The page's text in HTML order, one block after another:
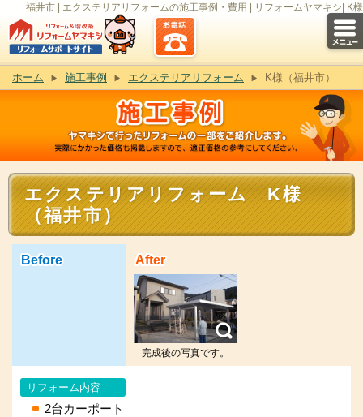
福井市 | エクステリアリフォームの施工事例・費用 | リフォームヤマキシ| K様
ホーム 施工事例 エクステリアリフォーム K様（福井市）
エクステリアリフォーム K様
（福井市）
After
完成後の写真です。
リフォーム内容
2台カーポート